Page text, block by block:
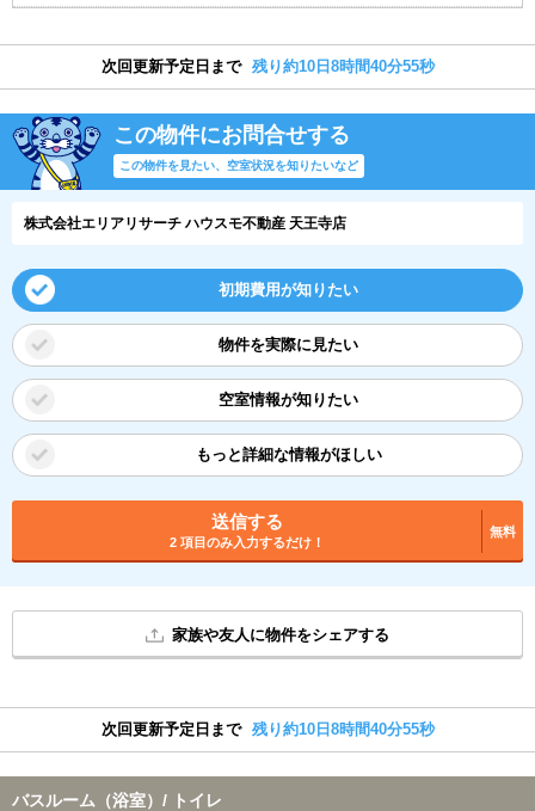
次回更新予定日まで 残り約10日8時間40分55秒
この物件にお問合せする
この物件を見たい、空室状況を知りたいなど
株式会社エリアリサーチ ハウスモ不動産 天王寺店
初期費用が知りたい
物件を実際に見たい
空室情報が知りたい
もっと詳細な情報がほしい
送信する
2 項目のみ入力するだけ！
無料
家族や友人に物件をシェアする
次回更新予定日まで 残り約10日8時間40分55秒
バスルーム（浴室）/ トイレ